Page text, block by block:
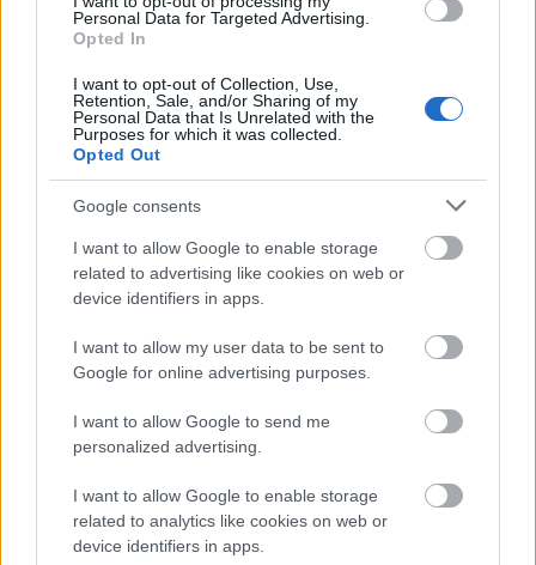
Personal Data for Targeted Advertising.
Opted In
I want to opt-out of Collection, Use,
Retention, Sale, and/or Sharing of my
Personal Data that Is Unrelated with the
Purposes for which it was collected.
Opted Out
Google consents
I want to allow Google to enable storage
related to advertising like cookies on web or
device identifiers in apps.
I want to allow my user data to be sent to
Google for online advertising purposes.
I want to allow Google to send me
personalized advertising.
I want to allow Google to enable storage
related to analytics like cookies on web or
device identifiers in apps.
το Mall Athens και το River West, αλλά και σε
κεντρικούς εμπορικούς δρόμους σε Αθήνα,
Θεσσαλονίκη και Πάτρα.